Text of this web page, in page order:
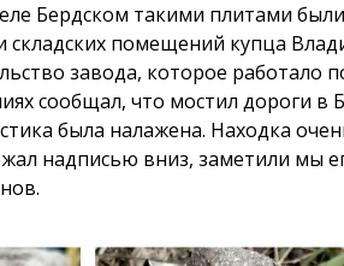
Бердском такими плитами
складских помещений купца
завода, которое работало
сообщал, что мостил дороги в
была налажена. Находка
надписью вниз, заметили мы